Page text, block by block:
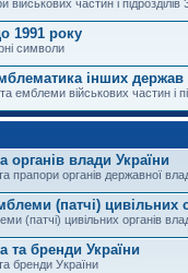
військових частин і
1991 року
символи
інших держав
емблеми військових частин і
органів влади України
прапори органів державної
(патчі) цивільних
(патчі) цивільних органів
та бренди України
бренди України